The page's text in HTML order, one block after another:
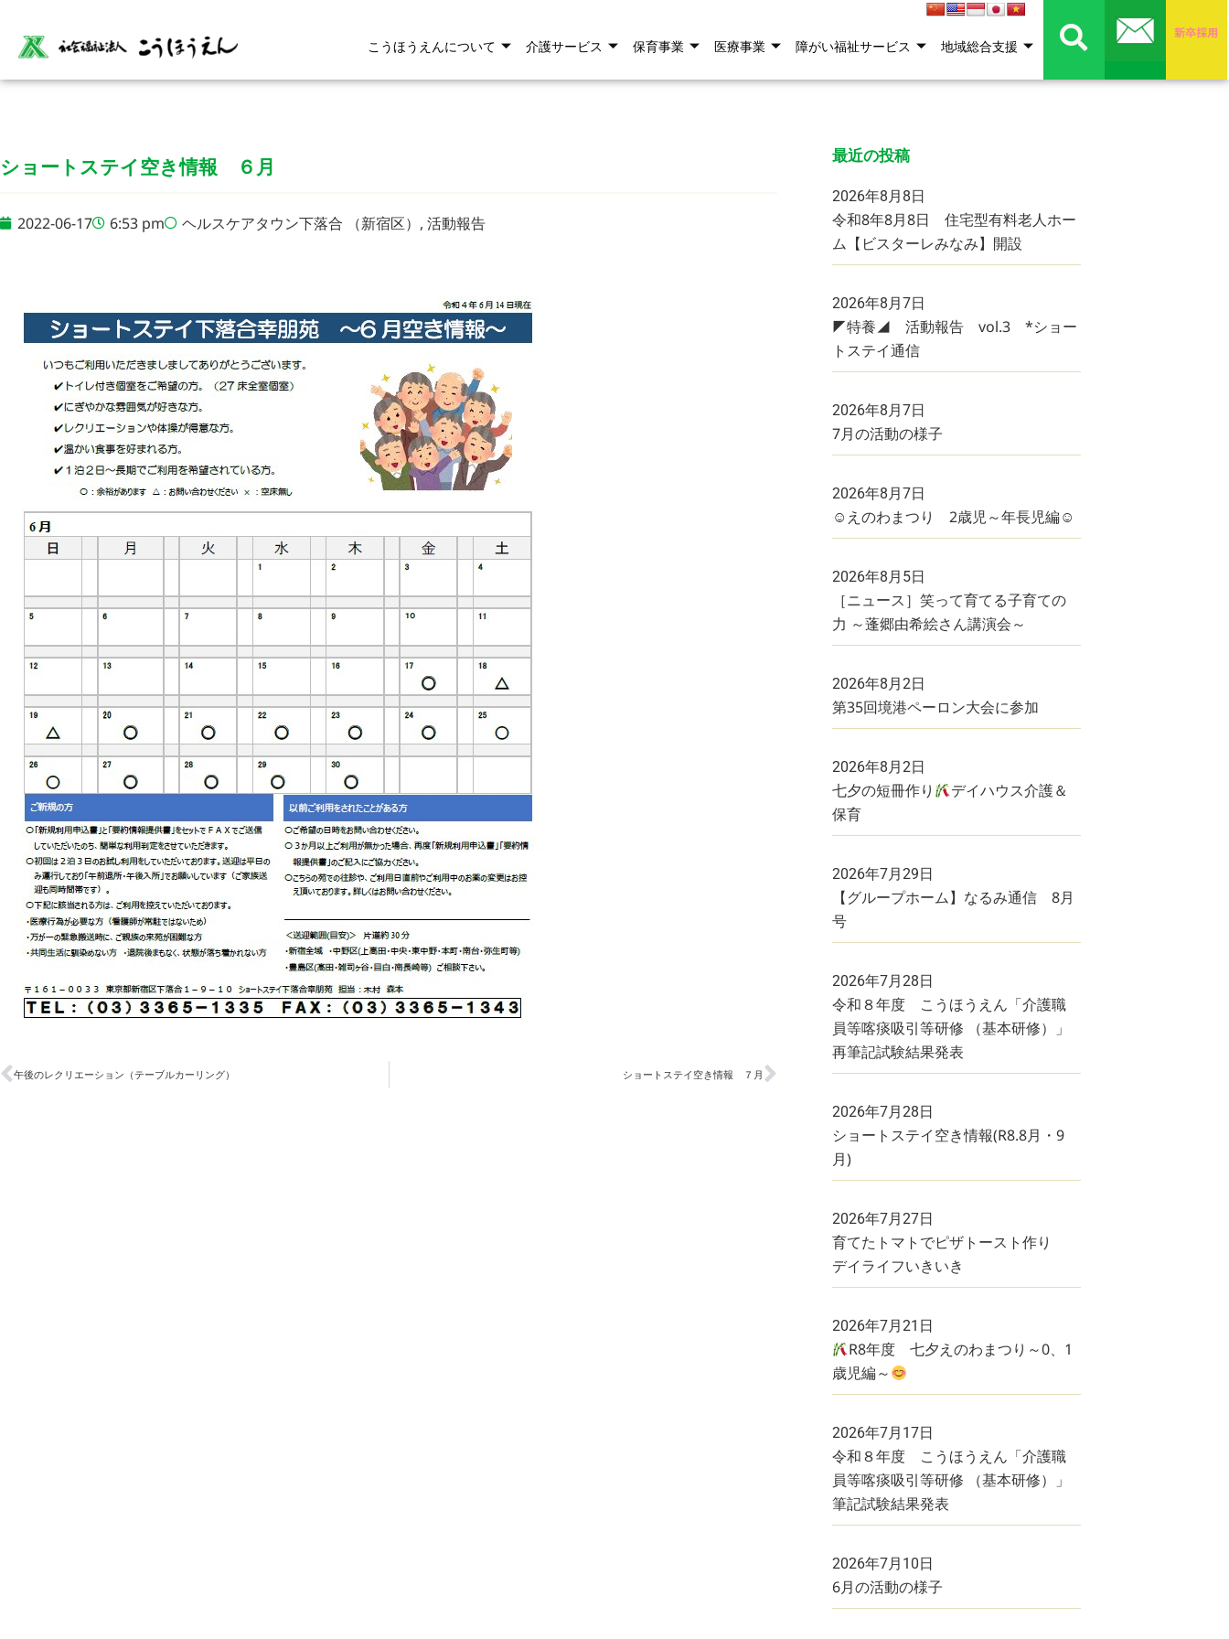
こうほうえんについて 介護サービス 保育事業 医療事業 障がい福祉サービス 地域総合支援
ショートステイ空き情報 ６月
2022-06-17 6:53 pm ヘルスケアタウン下落合 （新宿区） , 活動報告
午後のレクリエーション（テーブルカーリング） ショートステイ空き情報 ７月
最近の投稿
2026年8月8日
令和8年8月8日 住宅型有料老人ホー
ム【ビスターレみなみ】開設
2026年8月7日
◤特養◢ 活動報告 vol.3 *ショー
トステイ通信
2026年8月7日
7月の活動の様子
2026年8月7日
☺えのわまつり 2歳児～年長児編☺
2026年8月5日
［ニュース］笑って育てる子育ての
力 ～蓬郷由希絵さん講演会～
2026年8月2日
第35回境港ペーロン大会に参加
2026年8月2日
七夕の短冊作り
デイハウス介護＆
保育
2026年7月29日
【グループホーム】なるみ通信 8月
号
2026年7月28日
令和８年度 こうほうえん「介護職
員等喀痰吸引等研修 （基本研修）」
再筆記試験結果発表
2026年7月28日
ショートステイ空き情報(R8.8月・9
月)
2026年7月27日
育てたトマトでピザトースト作り
デイライフいきいき
2026年7月21日
R8年度 七夕えのわまつり～0、1
歳児編～
2026年7月17日
令和８年度 こうほうえん「介護職
員等喀痰吸引等研修 （基本研修）」
筆記試験結果発表
2026年7月10日
6月の活動の様子